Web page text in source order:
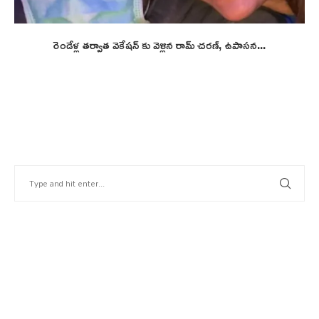
రెండేళ్ల తర్వాత వెకేషన్ కు వెళ్లిన రామ్ చరణ్, ఉపాసన...